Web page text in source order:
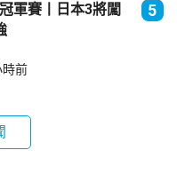
軍賽丨日本3將闖
5
時前